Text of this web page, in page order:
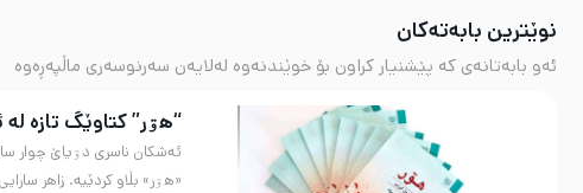
نوێترین بابەتەکان
ئەو بابەتانەی کە پێشنیار کراون بۆ خوێندنەوە لەلایەن سەرنوسەری ماڵپەڕەوە
“هۊر” کتاوێگ تازە
ئەشکان ناسری دۊیاێ چوار
«هۊر» بڵاو کردێیە. زاهر